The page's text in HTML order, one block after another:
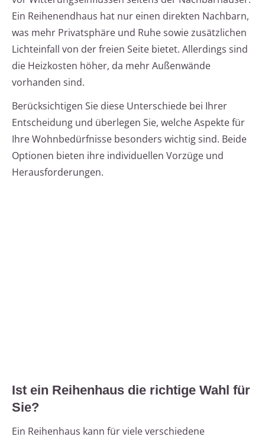
Ein Reihenendhaus hat nur einen direkten Nachbarn,
was mehr Privatsphäre und Ruhe sowie zusätzlichen
Lichteinfall von der freien Seite bietet. Allerdings sind
die Heizkosten höher, da mehr Außenwände
vorhanden sind.
Berücksichtigen Sie diese Unterschiede bei Ihrer
Entscheidung und überlegen Sie, welche Aspekte für
Ihre Wohnbedürfnisse besonders wichtig sind. Beide
Optionen bieten ihre individuellen Vorzüge und
Herausforderungen.
Ist ein Reihenhaus die richtige Wahl für
Sie?
Ein Reihenhaus kann für viele verschiedene